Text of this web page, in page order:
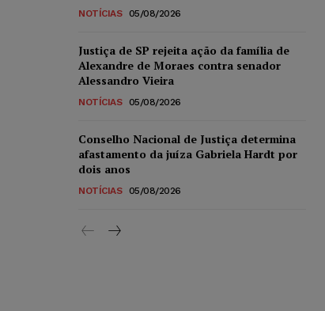
NOTÍCIAS 05/08/2026
Justiça de SP rejeita ação da família de
Alexandre de Moraes contra senador
Alessandro Vieira
NOTÍCIAS 05/08/2026
Conselho Nacional de Justiça determina
afastamento da juíza Gabriela Hardt por
dois anos
NOTÍCIAS 05/08/2026